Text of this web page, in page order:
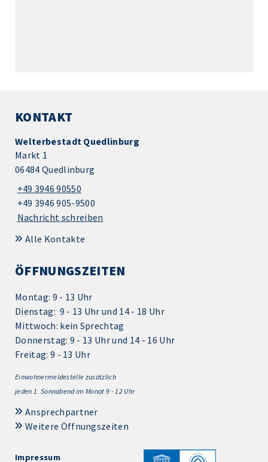
KONTAKT
Welterbestadt Quedlinburg
Markt 1
06484 Quedlinburg
+49 3946 90550
+49 3946 905-9500
Nachricht schreiben
Alle Kontakte
ÖFFNUNGSZEITEN
Montag: 9 - 13 Uhr
Dienstag: 9 - 13 Uhr und 14 - 18 Uhr
Mittwoch: kein Sprechtag
Donnerstag: 9 - 13 Uhr und 14 - 16 Uhr
Freitag: 9 - 13 Uhr
Einwohnermeldestelle zusätzlich
jeden 1. Sonnabend im Monat 9 - 12 Uhr
Ansprechpartner
Weitere Öffnungszeiten
Impressum